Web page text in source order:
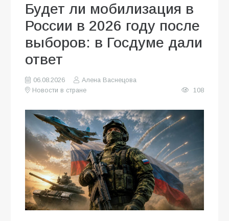
Будет ли мобилизация в
России в 2026 году после
выборов: в Госдуме дали
ответ
06.08.2026
Алена Васнецова
Новости в стране
108